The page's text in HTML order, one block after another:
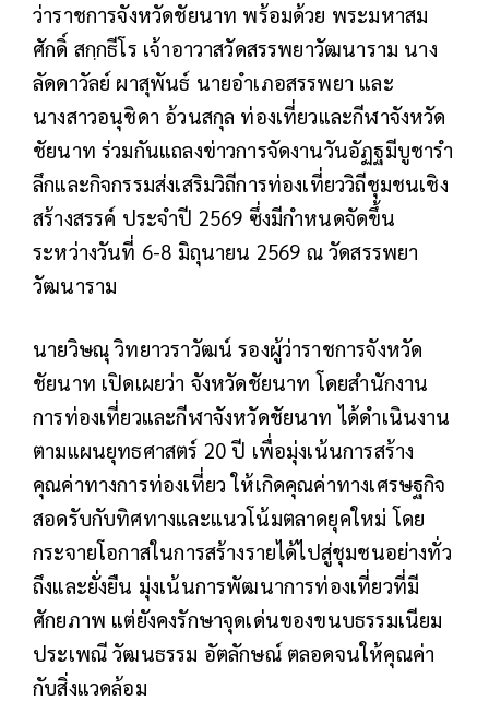
ว่าราชการจังหวัดชัยนาท พร้อมด้วย พระมหาสม
ศักดิ์ สกฺกธีโร เจ้าอาวาสวัดสรรพยาวัฒนาราม นาง
ลัดดาวัลย์ ผาสุพันธ์ นายอำเภอสรรพยา และ
นางสาวอนุชิดา อ้วนสกุล ท่องเที่ยวและกีฬาจังหวัด
ชัยนาท ร่วมกันแถลงข่าวการจัดงานวันอัฏฐมีบูชารํา
ลึกและกิจกรรมส่งเสริมวิถีการท่องเที่ยววิถีชุมชนเชิง
สร้างสรรค์ ประจำปี 2569 ซึ่งมีกำหนดจัดขึ้น
ระหว่างวันที่ 6-8 มิถุนายน 2569 ณ วัดสรรพยา
วัฒนาราม
นายวิษณุ วิทยาวราวัฒน์ รองผู้ว่าราชการจังหวัด
ชัยนาท เปิดเผยว่า จังหวัดชัยนาท โดยสํานักงาน
การท่องเที่ยวและกีฬาจังหวัดชัยนาท ได้ดําเนินงาน
ตามแผนยุทธศาสตร์ 20 ปี เพื่อมุ่งเน้นการสร้าง
คุณค่าทางการท่องเที่ยว ให้เกิดคุณค่าทางเศรษฐกิจ
สอดรับกับทิศทางและแนวโน้มตลาดยุคใหม่ โดย
กระจายโอกาสในการสร้างรายได้ไปสู่ชุมชนอย่างทั่ว
ถึงและยั่งยืน มุ่งเน้นการพัฒนาการท่องเที่ยวที่มี
ศักยภาพ แต่ยังคงรักษาจุดเด่นของขนบธรรมเนียม
ประเพณี วัฒนธรรม อัตลักษณ์ ตลอดจนให้คุณค่า
กับสิ่งแวดล้อม